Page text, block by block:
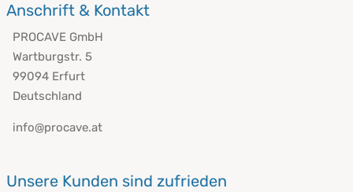
Anschrift & Kontakt
PROCAVE GmbH
Wartburgstr. 5
99094 Erfurt
Deutschland
info@procave.at
Unsere Kunden sind zufrieden